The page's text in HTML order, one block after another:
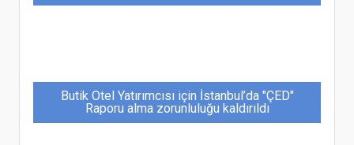
Butik Otel Yatırımcısı için İstanbul’da "ÇED"
Raporu alma zorunluluğu kaldırıldı